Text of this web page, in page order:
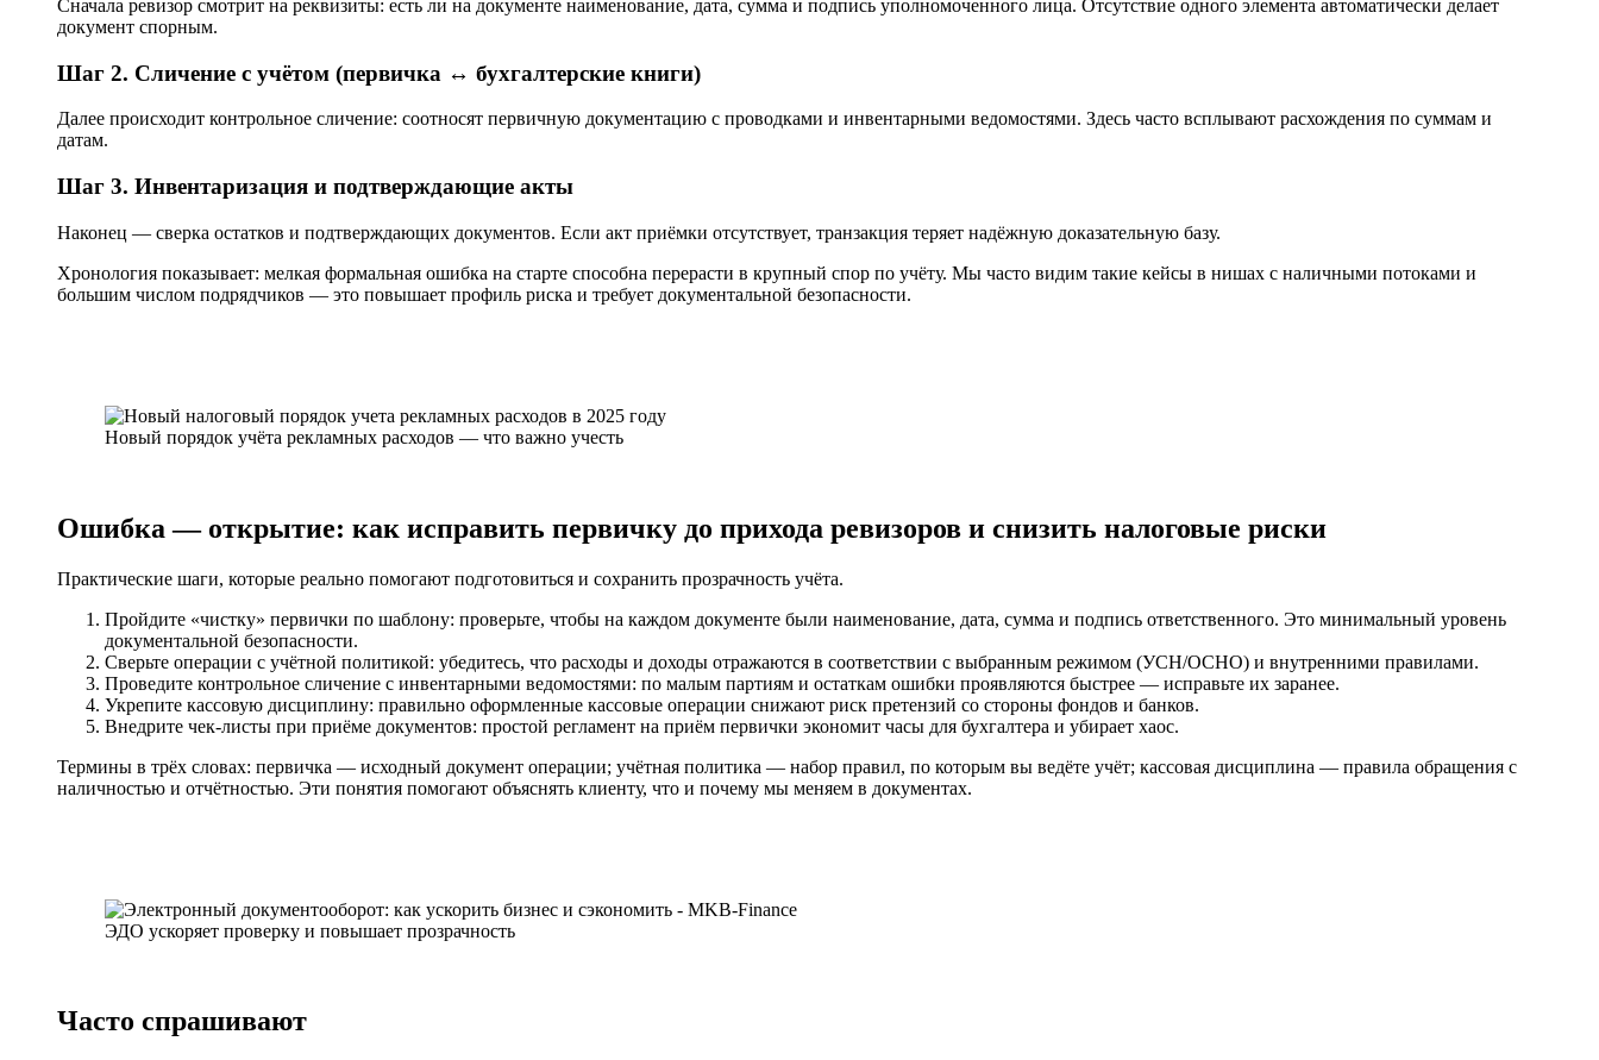
Сначала ревизор смотрит на реквизиты: есть ли на документе наименование, дата, сумма и подпись уполномоченного лица. Отсутствие одного элемента автоматически делает
документ спорным.
Шаг 2. Сличение с учётом (первичка ↔ бухгалтерские книги)
Далее происходит контрольное сличение: соотносят первичную документацию с проводками и инвентарными ведомостями. Здесь часто всплывают расхождения по суммам и
датам.
Шаг 3. Инвентаризация и подтверждающие акты
Наконец — сверка остатков и подтверждающих документов. Если акт приёмки отсутствует, транзакция теряет надёжную доказательную базу.
Хронология показывает: мелкая формальная ошибка на старте способна перерасти в крупный спор по учёту. Мы часто видим такие кейсы в нишах с наличными потоками и
большим числом подрядчиков — это повышает профиль риска и требует документальной безопасности.
Новый порядок учёта рекламных расходов — что важно учесть
Ошибка — открытие: как исправить первичку до прихода ревизоров и снизить налоговые риски
Практические шаги, которые реально помогают подготовиться и сохранить прозрачность учёта.
Пройдите «чистку» первички по шаблону: проверьте, чтобы на каждом документе были наименование, дата, сумма и подпись ответственного. Это минимальный уровень
документальной безопасности.
Сверьте операции с учётной политикой: убедитесь, что расходы и доходы отражаются в соответствии с выбранным режимом (УСН/ОСНО) и внутренними правилами.
Проведите контрольное сличение с инвентарными ведомостями: по малым партиям и остаткам ошибки проявляются быстрее — исправьте их заранее.
Укрепите кассовую дисциплину: правильно оформленные кассовые операции снижают риск претензий со стороны фондов и банков.
Внедрите чек-листы при приёме документов: простой регламент на приём первички экономит часы для бухгалтера и убирает хаос.
Термины в трёх словах: первичка — исходный документ операции; учётная политика — набор правил, по которым вы ведёте учёт; кассовая дисциплина — правила обращения с
наличностью и отчётностью. Эти понятия помогают объяснять клиенту, что и почему мы меняем в документах.
ЭДО ускоряет проверку и повышает прозрачность
Часто спрашивают